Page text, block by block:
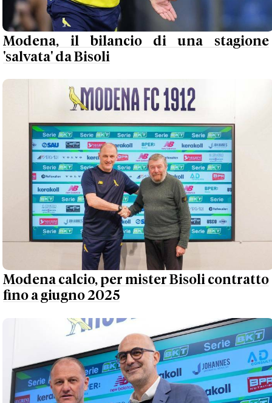
Modena, il bilancio di una stagione
'salvata' da Bisoli
Modena calcio, per mister Bisoli contratto
fino a giugno 2025